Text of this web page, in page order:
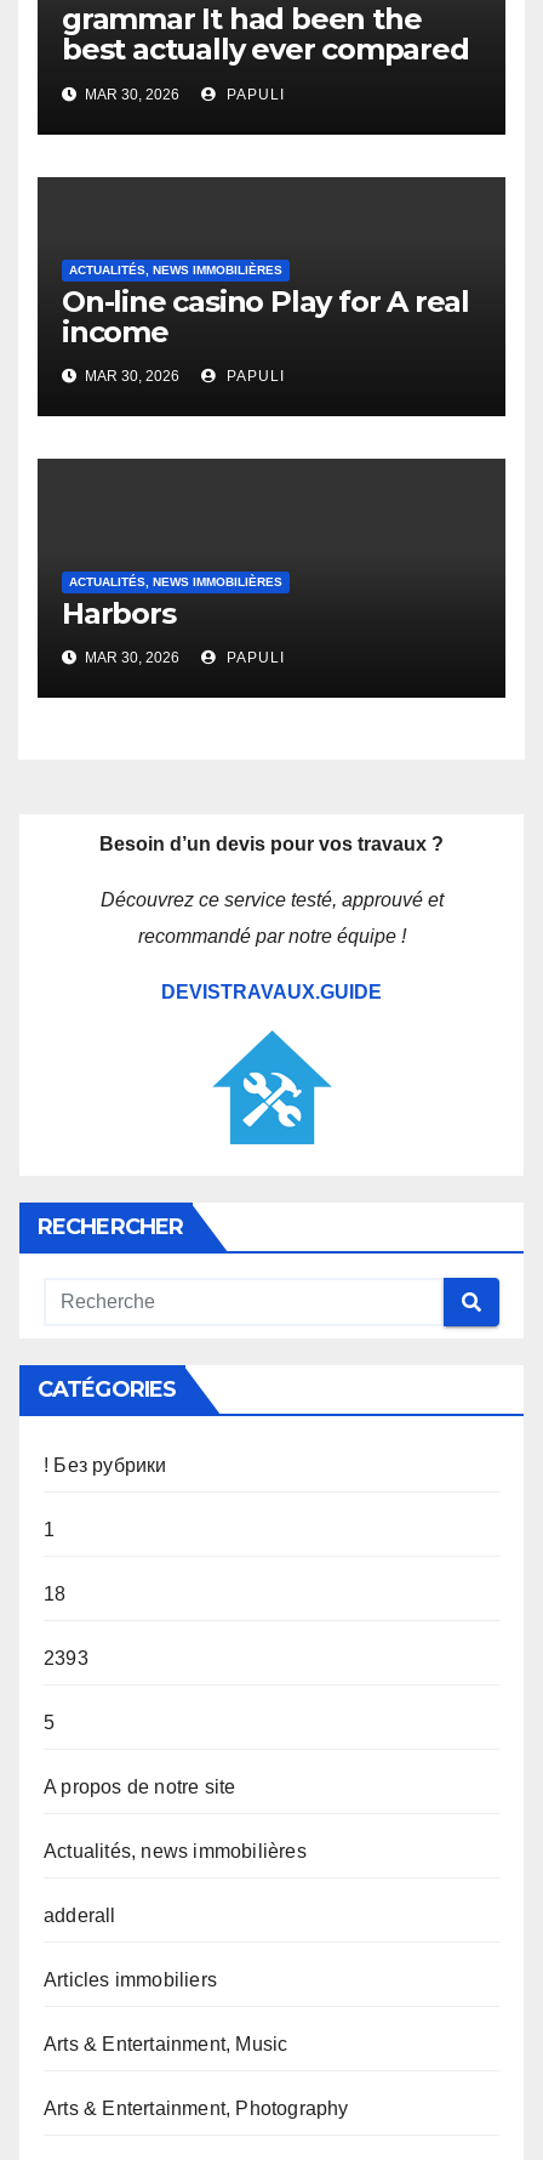
grammar It had been the
best actually ever compared
to it’s the top actually?
English Vocabulary Learners
Heap Change
MAR 30, 2026 PAPULI
ACTUALITÉS, NEWS IMMOBILIÈRES
On-line casino Play for A real
income
MAR 30, 2026 PAPULI
ACTUALITÉS, NEWS IMMOBILIÈRES
Harbors
MAR 30, 2026 PAPULI
Besoin d’un devis pour vos travaux ?
Découvrez ce service testé, approuvé et
recommandé par notre équipe !
DEVISTRAVAUX.GUIDE
RECHERCHER
CATÉGORIES
! Без рубрики
1
18
2393
5
A propos de notre site
Actualités, news immobilières
adderall
Articles immobiliers
Arts & Entertainment, Music
Arts & Entertainment, Photography